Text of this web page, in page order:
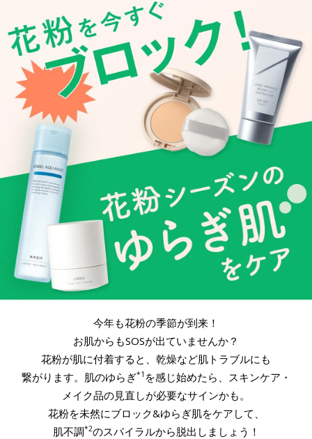
今年も花粉の季節が到来！
お肌からもSOSが出ていませんか？
花粉が肌に付着すると、乾燥など肌トラブルにも
繋がります。肌のゆらぎ*1 を感じ始めたら、スキンケア・
メイク品の見直しが必要なサインかも。
花粉を未然にブロック&ゆらぎ肌をケアして、
肌不調*2のスパイラルから脱出しましょう！